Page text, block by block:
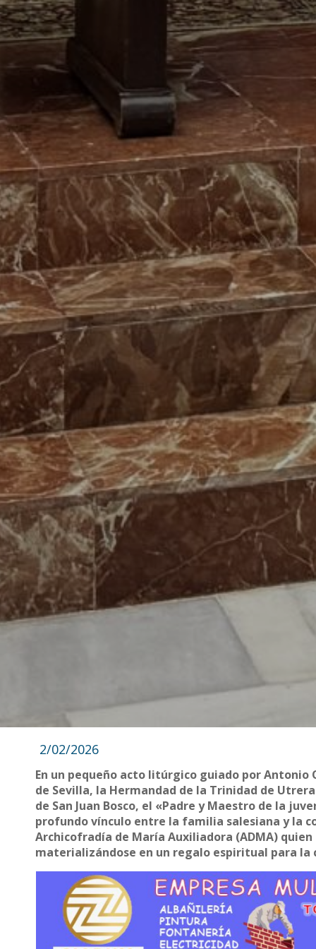
2/02/2026
En un pequeño acto litúrgico guiado por
de Sevilla, la Hermandad de la Trinidad de
de San Juan Bosco, el «Padre y Maestro de la
profundo vínculo entre la familia salesiana y la
Archicofradía de María Auxiliadora (ADMA)
materializándose en un regalo espiritual para la